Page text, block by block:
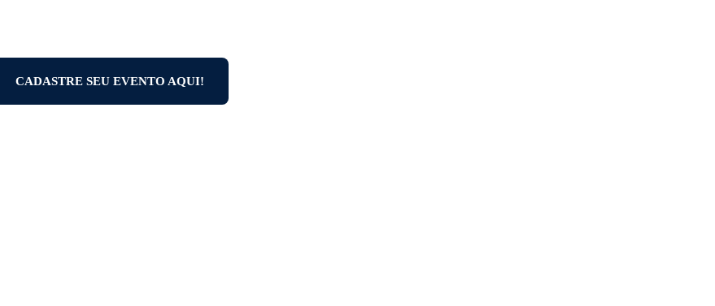
CADASTRE SEU EVENTO AQUI!